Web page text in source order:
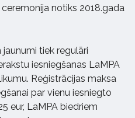
notiks 2018.gada
tiek regulāri
iesniegšanas LaMPA
Reģistrācijas maksa
par vienu iesniegto
eur, LaMPA biedriem